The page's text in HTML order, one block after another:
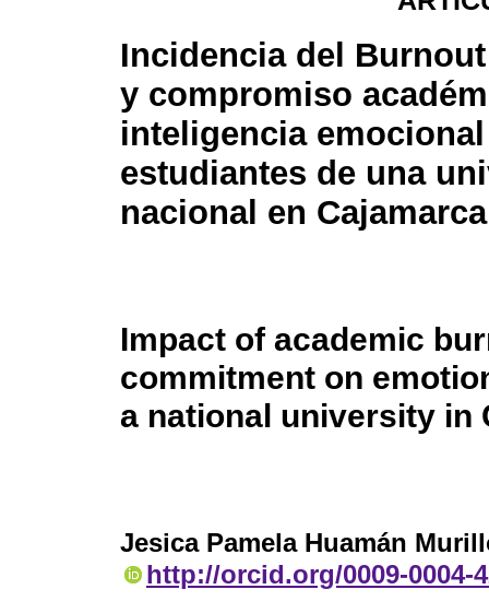
Incidencia del
y compromiso
inteligencia
estudiantes de una
nacional en
Impact of academic
commitment on
a national university in
Jesica Pamela Huamán
http://orcid.org/0009-0004-